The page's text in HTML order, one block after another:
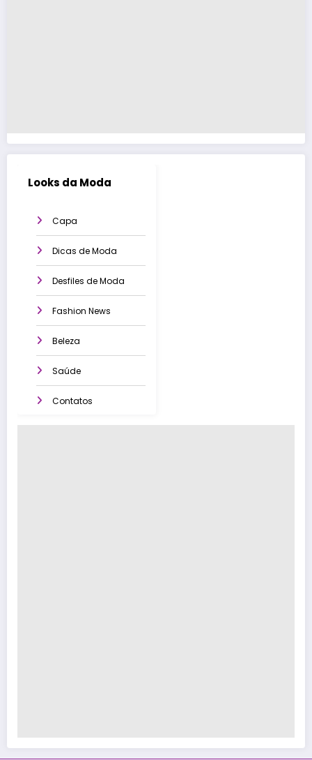
Looks da Moda
Capa
Dicas de Moda
Desfiles de Moda
Fashion News
Beleza
Saúde
Contatos